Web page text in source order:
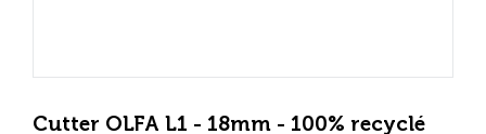
Cutter OLFA L1 - 18mm - 100% recyclé